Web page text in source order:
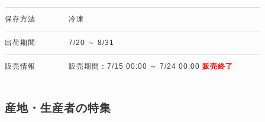
保存方法 冷凍
出荷期間 7/20 ～ 8/31
販売情報 販売期間：7/15 00:00 ～ 7/24 00:00 販売終了
産地・生産者の特集